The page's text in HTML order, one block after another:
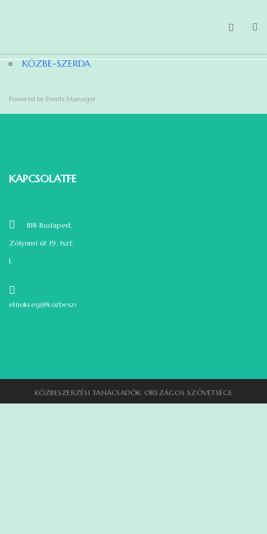
FŐOLDAL
MAGUNKRÓL
KÖZBE-SZERDA
Powered by Events Manager
KAPCSOLATFELVÉTEL
1118 Budapest,
Zólyomi út 19. fszt.
1.
elnokseg@kozbeszerzok.hu
KÖZBESZERZÉSI TANÁCSADÓK ORSZÁGOS SZÖVETSÉGE